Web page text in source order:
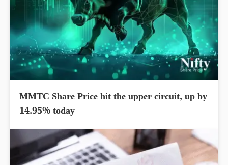
MMTC Share Price hit the upper circuit, up by
14.95% today